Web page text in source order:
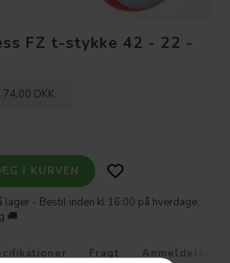
FZ t-stykke 42 - 22 -
74,00 DKK.
lager - Bestil inden kl 16:00 på hverdage,
🚚
Fragt Anmeldelser